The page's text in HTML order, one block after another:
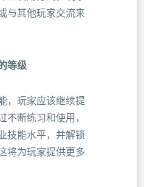
与其他玩家交流来
等级
，玩家应该继续提
断练习和使用，
技能水平，并解锁
将为玩家提供更多